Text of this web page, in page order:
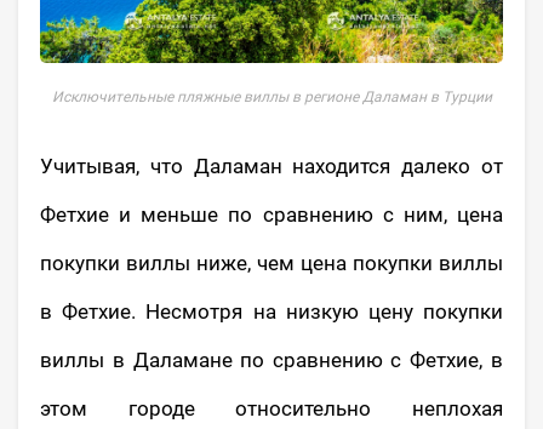
Исключительные пляжные виллы в регионе Даламан в Турции
Учитывая, что Даламан находится далеко от
Фетхие и меньше по сравнению с ним, цена
покупки виллы ниже, чем цена покупки виллы
в Фетхие. Несмотря на низкую цену покупки
виллы в Даламане по сравнению с Фетхие, в
этом городе относительно неплохая